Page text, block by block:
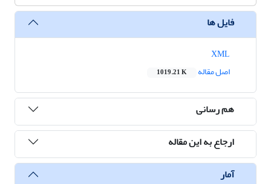
فایل ها
اصل مقاله
1019.21 K
هم رسانی
ارجاع به این مقاله
آمار